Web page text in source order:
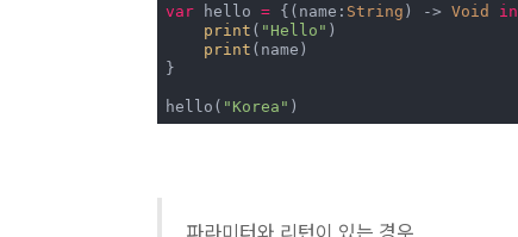
var hello = {(name: String ) -> Void
in
print ( "Hello" )
print (name)
}
hello( "Korea" )
파라미터와 리턴이 있는 경우